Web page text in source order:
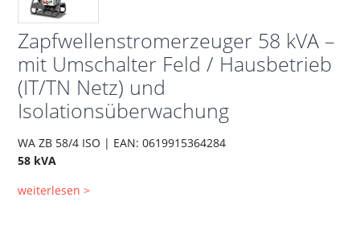
Zapfwellenstromerzeuger 58 kVA –
mit Umschalter Feld / Hausbetrieb
(IT/TN Netz) und
Isolationsüberwachung
WA ZB 58/4 ISO | EAN: 0619915364284
58 kVA
weiterlesen >